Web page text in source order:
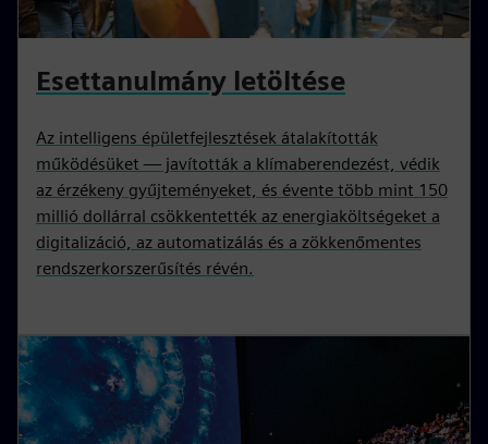
Esettanulmány letöltése
Az intelligens épületfejlesztések átalakították
működésüket — javították a klímaberendezést, védik
az érzékeny gyűjteményeket, és évente több mint 150
millió dollárral csökkentették az energiaköltségeket a
digitalizáció, az automatizálás és a zökkenőmentes
rendszerkorszerűsítés révén.